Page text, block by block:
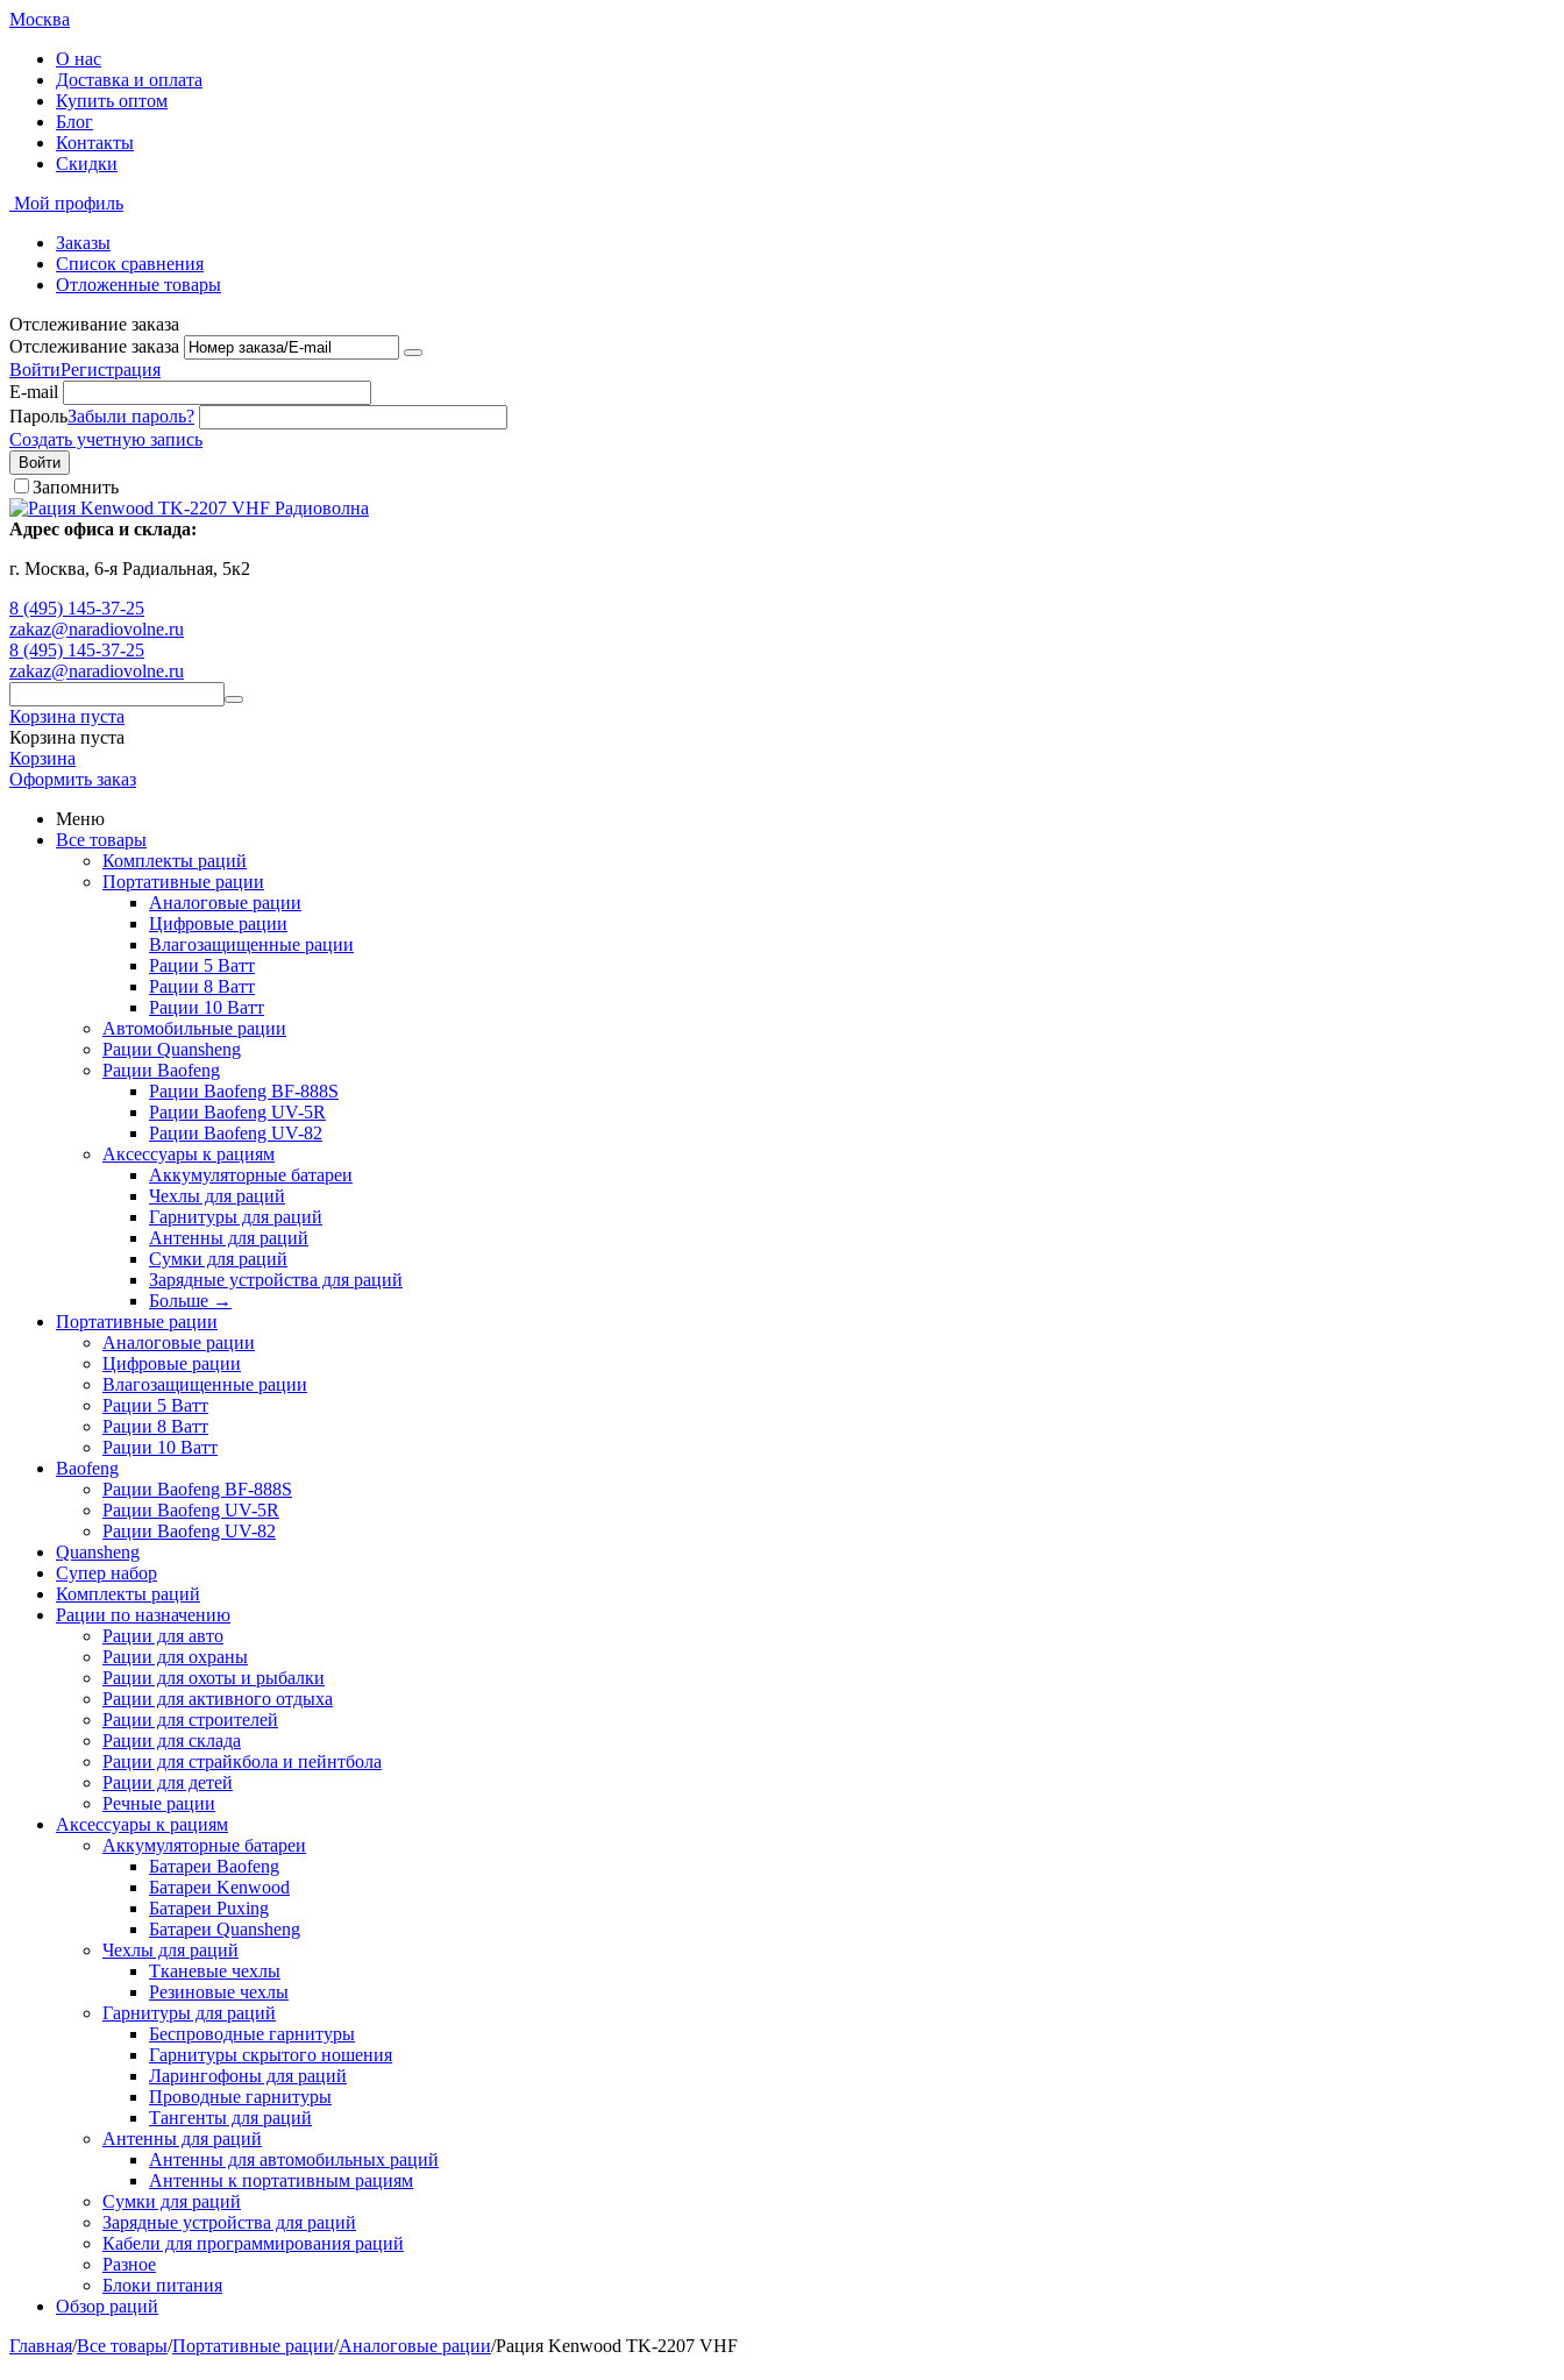
Москва
О нас
Доставка и оплата
Купить оптом
Блог
Контакты
Скидки
Мой профиль
Заказы
Список сравнения
Отложенные товары
Отслеживание заказа
Отслеживание заказа
ВойтиРегистрация
E-mail
ПарольЗабыли пароль?
Создать учетную запись
Войти
Запомнить
Адрес офиса и склада:
г. Москва, 6-я Радиальная, 5к2
8 (495) 145-37-25
zakaz@naradiovolne.ru
8 (495) 145-37-25
zakaz@naradiovolne.ru
Корзина пуста
Корзина пуста
Корзина
Оформить заказ
Меню
Все товары
Комплекты раций
Портативные рации
Аналоговые рации
Цифровые рации
Влагозащищенные рации
Рации 5 Ватт
Рации 8 Ватт
Рации 10 Ватт
Автомобильные рации
Рации Quansheng
Рации Baofeng
Рации Baofeng BF-888S
Рации Baofeng UV-5R
Рации Baofeng UV-82
Аксессуары к рациям
Аккумуляторные батареи
Чехлы для раций
Гарнитуры для раций
Антенны для раций
Сумки для раций
Зарядные устройства для раций
Больше →
Портативные рации
Аналоговые рации
Цифровые рации
Влагозащищенные рации
Рации 5 Ватт
Рации 8 Ватт
Рации 10 Ватт
Baofeng
Рации Baofeng BF-888S
Рации Baofeng UV-5R
Рации Baofeng UV-82
Quansheng
Супер набор
Комплекты раций
Рации по назначению
Рации для авто
Рации для охраны
Рации для охоты и рыбалки
Рации для активного отдыха
Рации для строителей
Рации для склада
Рации для страйкбола и пейнтбола
Рации для детей
Речные рации
Аксессуары к рациям
Аккумуляторные батареи
Батареи Baofeng
Батареи Kenwood
Батареи Puxing
Батареи Quansheng
Чехлы для раций
Тканевые чехлы
Резиновые чехлы
Гарнитуры для раций
Беспроводные гарнитуры
Гарнитуры скрытого ношения
Ларингофоны для раций
Проводные гарнитуры
Тангенты для раций
Антенны для раций
Антенны для автомобильных раций
Антенны к портативным рациям
Сумки для раций
Зарядные устройства для раций
Кабели для программирования раций
Разное
Блоки питания
Обзор раций
Главная/Все товары/Портативные рации/Аналоговые рации/Рация Kenwood TK-2207 VHF